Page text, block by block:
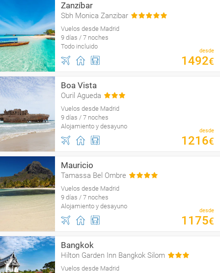
Zanzíbar
Sbh Monica Zanzibar
Vuelos desde Madrid
9 días / 7 noches
Todo incluido
desde
1492€
Boa Vista
Ouril Agueda
Vuelos desde Madrid
9 días / 7 noches
Alojamiento y desayuno
desde
1216€
Mauricio
Tamassa Bel Ombre
Vuelos desde Madrid
9 días / 7 noches
Alojamiento y desayuno
desde
1175€
Bangkok
Hilton Garden Inn Bangkok Silom
Vuelos desde Madrid